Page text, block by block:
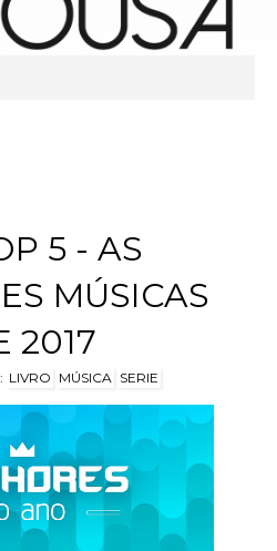
5 - AS
MÚSICAS
2017
LIVRO MÚSICA SERIE